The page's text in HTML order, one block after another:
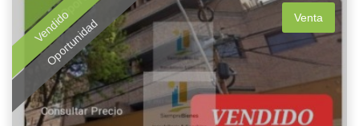
Vendido
Oportunidad Venta